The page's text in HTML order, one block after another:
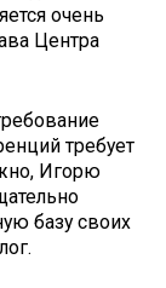
очень
Центра
требует
Игорю
базу своих